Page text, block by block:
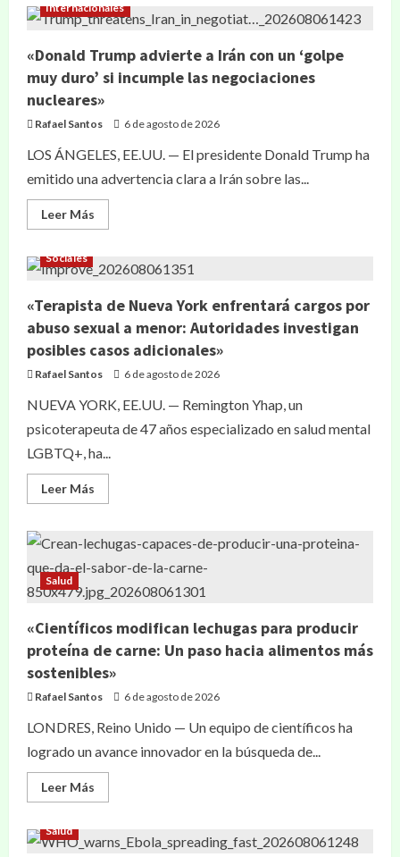
Internacionales
«Donald Trump advierte a Irán con un ‘golpe
muy duro’ si incumple las negociaciones
nucleares»
Rafael Santos 6 de agosto de 2026
LOS ÁNGELES, EE.UU. — El presidente Donald Trump ha
emitido una advertencia clara a Irán sobre las...
Leer Más
Sociales
«Terapista de Nueva York enfrentará cargos por
abuso sexual a menor: Autoridades investigan
posibles casos adicionales»
Rafael Santos 6 de agosto de 2026
NUEVA YORK, EE.UU. — Remington Yhap, un
psicoterapeuta de 47 años especializado en salud mental
LGBTQ+, ha...
Leer Más
Salud
«Científicos modifican lechugas para producir
proteína de carne: Un paso hacia alimentos más
sostenibles»
Rafael Santos 6 de agosto de 2026
LONDRES, Reino Unido — Un equipo de científicos ha
logrado un avance innovador en la búsqueda de...
Leer Más
Salud